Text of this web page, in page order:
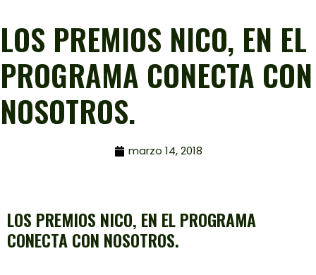
LOS PREMIOS NICO, EN EL
PROGRAMA CONECTA CON
NOSOTROS.
marzo 14, 2018
LOS PREMIOS NICO, EN EL PROGRAMA
CONECTA CON NOSOTROS.